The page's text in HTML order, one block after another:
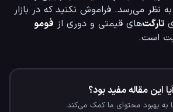
تارگت‌های قیمتی و دوری از
است.
این مقاله مفید بود؟
به بهبود محتوای ما کمک می‌کند.